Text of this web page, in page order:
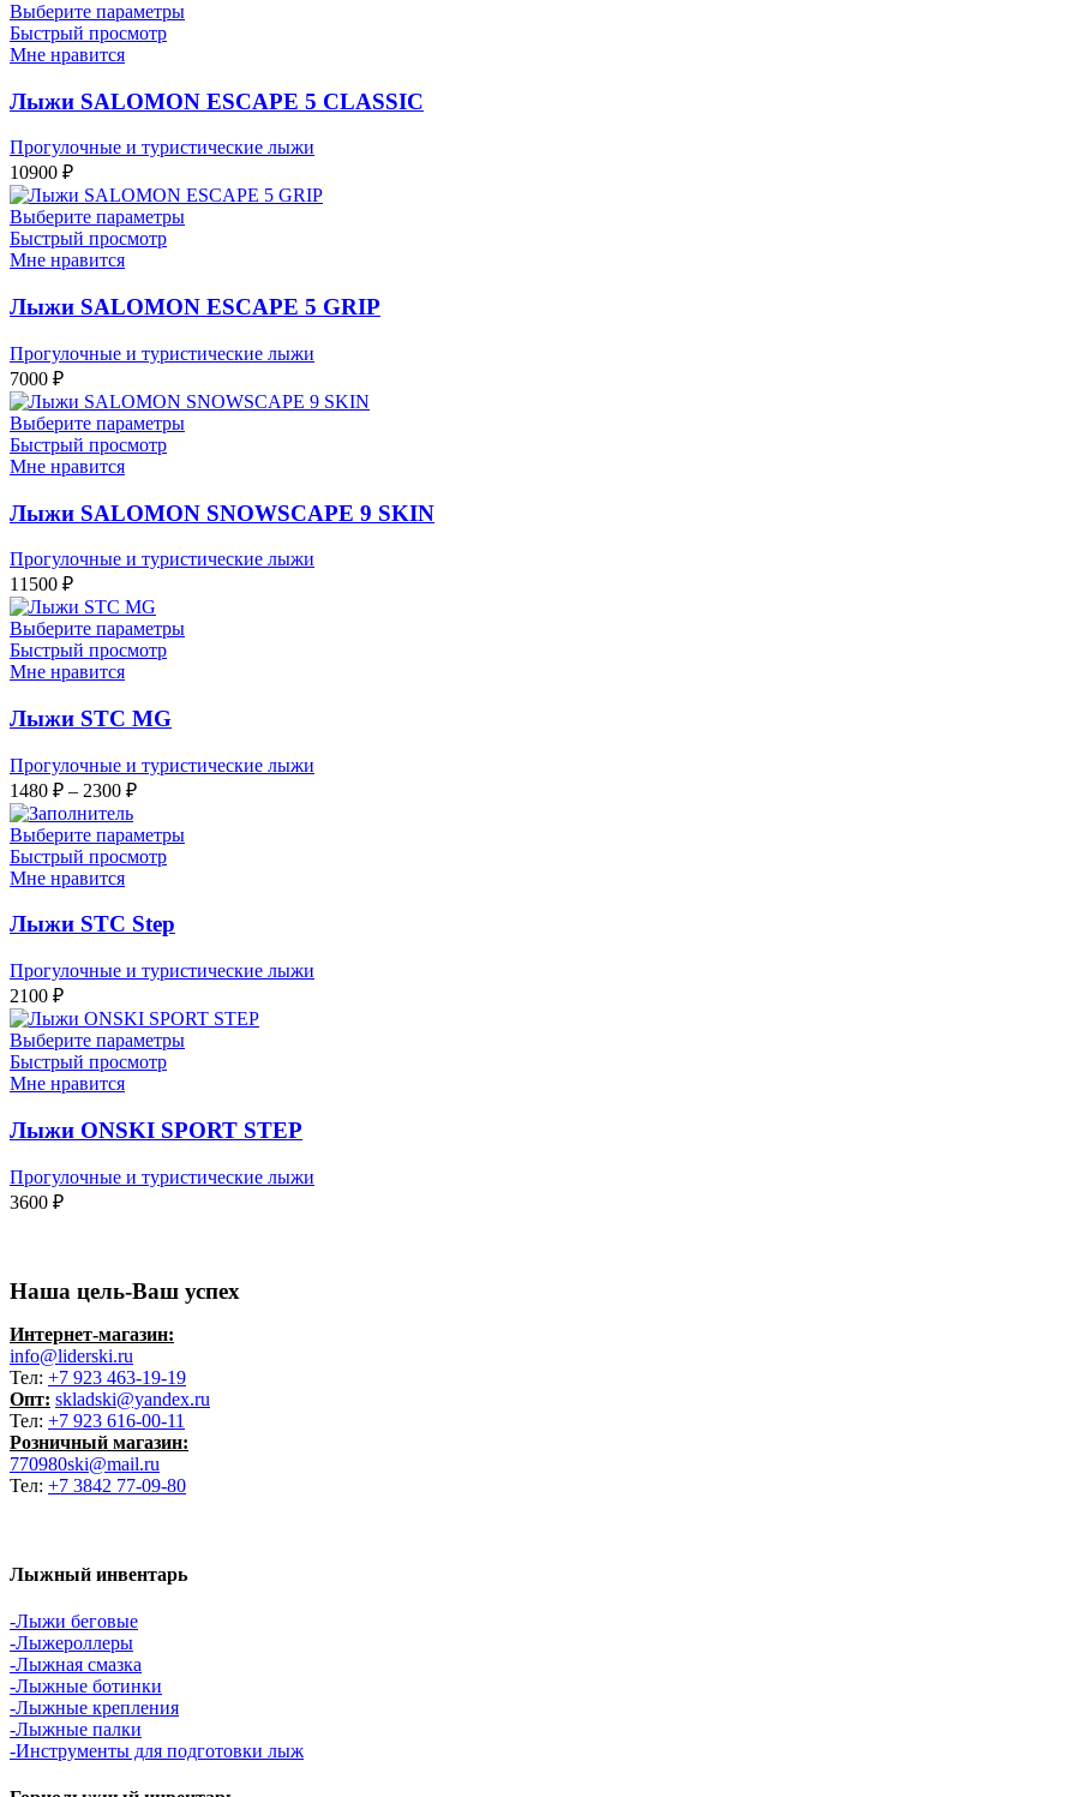
Выберите параметры
Быстрый просмотр
Мне нравится
Лыжи SALOMON ESCAPE 5 CLASSIC
Прогулочные и туристические лыжи
10900 ₽
Выберите параметры
Быстрый просмотр
Мне нравится
Лыжи SALOMON ESCAPE 5 GRIP
Прогулочные и туристические лыжи
7000 ₽
Выберите параметры
Быстрый просмотр
Мне нравится
Лыжи SALOMON SNOWSCAPE 9 SKIN
Прогулочные и туристические лыжи
11500 ₽
Выберите параметры
Быстрый просмотр
Мне нравится
Лыжи STC MG
Прогулочные и туристические лыжи
1480 ₽ – 2300 ₽Диапазон
1480 ₽
–
Выберите параметры
Быстрый просмотр
Мне нравится
Лыжи STC Step
Прогулочные и туристические лыжи
2100 ₽
Выберите параметры
Быстрый просмотр
Мне нравится
Лыжи ОNSKI SPORT STEP
Прогулочные и туристические лыжи
3600 ₽
Наша цель-Ваш успех
Интернет-магазин:
info@liderski.ru
Тел: +7 923 463-19-19
Опт: skladski@yandex.ru
Тел: +7 923 616-00-11
Розничный магазин:
770980ski@mail.ru
Тел: +7 3842 77-09-80
Лыжный инвентарь
-Лыжи беговые
-Лыжероллеры
-Лыжная смазка
-Лыжные ботинки
-Лыжные крепления
-Лыжные палки
-Инструменты для подготовки лыж